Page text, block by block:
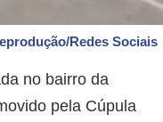
Redes Sociais
no bairro da
pela Cúpula